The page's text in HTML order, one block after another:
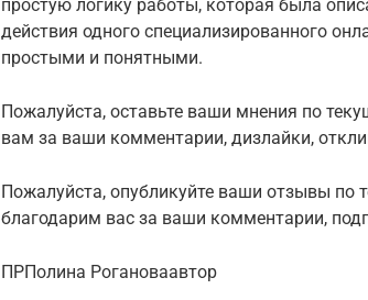
простую логику работы, которая была
действия одного специализированного
простыми и понятными.
Пожалуйста, оставьте ваши мнения по
вам за ваши комментарии, дизлайки,
Пожалуйста, опубликуйте ваши отзывы по
благодарим вас за ваши комментарии,
ПРПолина Рогановаавтор